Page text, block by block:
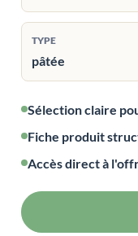
TYPE
pâtée
Sélection claire
Fiche produit
Accès direct à